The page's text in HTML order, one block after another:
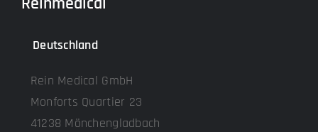
Deutschland
Rein Medical GmbH
Monforts Quartier 23
41238 Mönchengladbach